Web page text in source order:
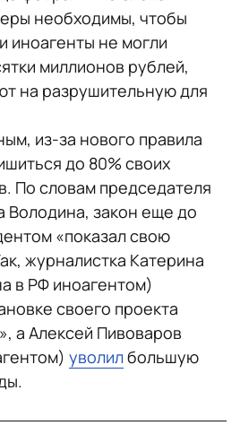
необходимы, чтобы
иноагенты не могли
миллионов рублей,
на разрушительную для
из-за нового правила
до 80% своих
По словам председателя
Володина, закон еще до
«показал свою
журналистка Катерина
в РФ иноагентом)
своего проекта
а Алексей Пивоваров
уволилбольшую